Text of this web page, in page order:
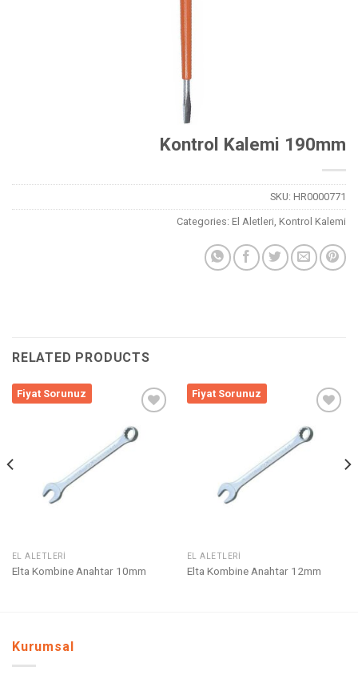
Kontrol Kalemi 190mm
SKU: HR0000771
Categories: El Aletleri, Kontrol Kalemi
RELATED PRODUCTS
Fiyat Sorunuz
Listeme
EL ALETLERI
Elta Kombine Anahtar 10mm
Fiyat Sorunuz
Listeme
EL ALETLERI
Elta Kombine Anahtar 12mm
Kurumsal